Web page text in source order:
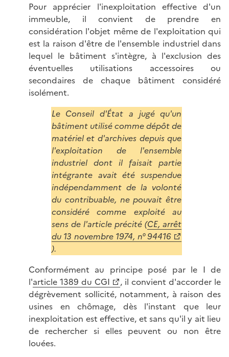
Pour apprécier l'inexploitation effective d'un
immeuble, il convient de prendre en
considération l'objet même de l'exploitation qui
est la raison d'être de l'ensemble industriel dans
lequel le bâtiment s'intègre, à l'exclusion des
éventuelles utilisations accessoires ou
secondaires de chaque bâtiment considéré
isolément.
Le Conseil d'État a jugé qu'un
bâtiment utilisé comme dépôt de
matériel et d'archives depuis que
l'exploitation de l'ensemble
industriel dont il faisait partie
intégrante avait été suspendue
indépendamment de la volonté
du contribuable, ne pouvait être
considéré comme exploité au
sens de l'article précité (CE, arrêt
du 13 novembre 1974, n° 94416
).
Conformément au principe posé par le I de
l'article 1389 du CGI
, il convient d'accorder le
dégrèvement sollicité, notamment, à raison des
usines en chômage, dès l'instant que leur
inexploitation est effective, et sans qu'il y ait lieu
de rechercher si elles peuvent ou non être
louées.